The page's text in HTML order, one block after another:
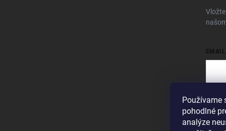
Používame
pohodlné
analýze
EMAIL